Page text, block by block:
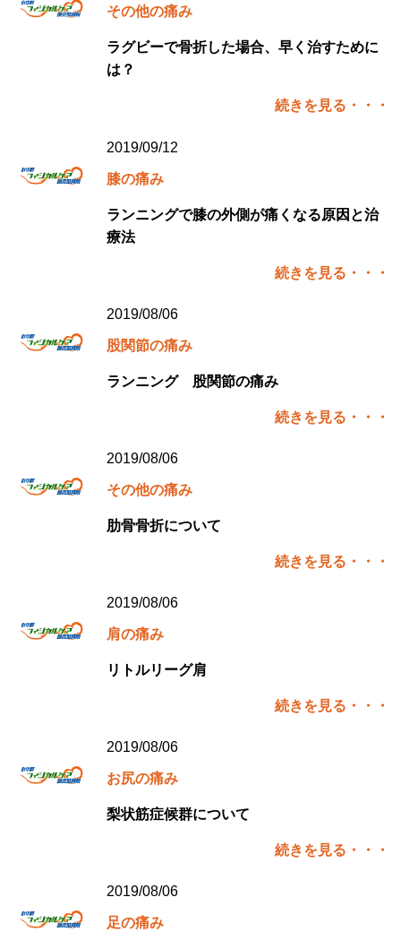
その他の痛み
ラグビーで骨折した場合、早く治すために
は？
続きを見る・・・
2019/09/12
膝の痛み
ランニングで膝の外側が痛くなる原因と治
療法
続きを見る・・・
2019/08/06
股関節の痛み
ランニング 股関節の痛み
続きを見る・・・
2019/08/06
その他の痛み
肋骨骨折について
続きを見る・・・
2019/08/06
肩の痛み
リトルリーグ肩
続きを見る・・・
2019/08/06
お尻の痛み
梨状筋症候群について
続きを見る・・・
2019/08/06
足の痛み